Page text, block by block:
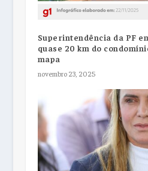
Superintendência da PF
quase 20 km do
mapa
novembro 23, 2025